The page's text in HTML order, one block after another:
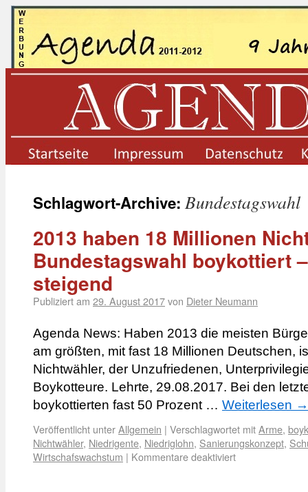
Schlagwort-Archive: Bundestagswahl
2013 haben 18 Millionen
Bundestagswahl boykottiert
steigend
Publiziert am 29. August 2017von Dieter Neumann
Agenda News: Haben 2013 die meisten
am größten, mit fast 18 Millionen Deutschen,
Nichtwähler, der Unzufriedenen,
Boykotteure. Lehrte, 29.08.2017. Bei den
boykottierten fast 50 Prozent … Weiterlesen →
Veröffentlicht unterAllgemein | Verschlagwortet mitArme,
Nichtwähler, Niedrigente, Niedriglohn, Sanierungskonzept,
Wirtschafswachstum | Kommentare deaktiviert